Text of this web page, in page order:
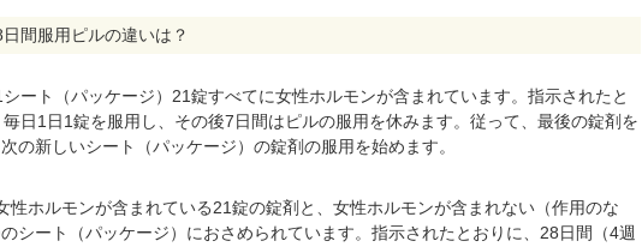
間服用ピルの違いは？
ート（パッケージ）21錠すべてに女性ホルモンが含まれています。指示されたと
日1日1錠を服用し、その後7日間はピルの服用を休みます。従って、最後の錠剤を
の新しいシート（パッケージ）の錠剤の服用を始めます。
ホルモンが含まれている21錠の錠剤と、女性ホルモンが含まれない（作用のな
シート（パッケージ）におさめられています。指示されたとおりに、28日間（4週